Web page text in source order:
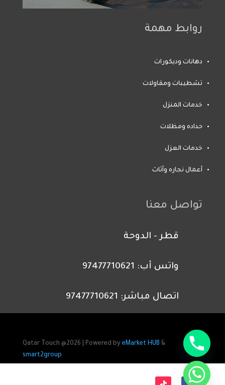
روابط مهمة
دهانات وديكورات
تشطيبات ومقاولات
خدمات المنزل
حداده ومظلات
خدمات العزل
أعمال نجاره وأثاث
تواصل معنا
قطر - الدوحة
واتس أب: 97477710621
اتصال مباشر: 97477710621
Qatar Touch @2026 | Powered by eMarket HUB &
smart2group